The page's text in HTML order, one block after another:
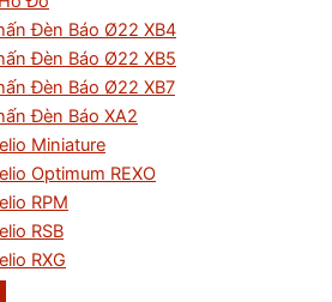
Đèn Báo Ø22 XB4
Đèn Báo Ø22 XB5
Đèn Báo Ø22 XB7
Đèn Báo XA2
Miniature
Optimum REXO
RPM
RSB
RXG